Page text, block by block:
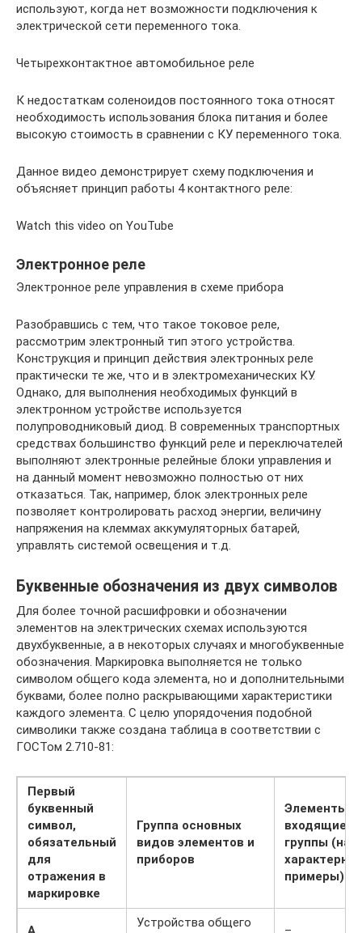
используют, когда нет возможности подключения к
электрической сети переменного тока.
Четырехконтактное автомобильное реле
К недостаткам соленоидов постоянного тока относят
необходимость использования блока питания и более
высокую стоимость в сравнении с КУ переменного тока.
Данное видео демонстрирует схему подключения и
объясняет принцип работы 4 контактного реле:
Watch this video on YouTube
Электронное реле
Электронное реле управления в схеме прибора
Разобравшись с тем, что такое токовое реле,
рассмотрим электронный тип этого устройства.
Конструкция и принцип действия электронных реле
практически те же, что и в электромеханических КУ.
Однако, для выполнения необходимых функций в
электронном устройстве используется
полупроводниковый диод. В современных транспортных
средствах большинство функций реле и переключателей
выполняют электронные релейные блоки управления и
на данный момент невозможно полностью от них
отказаться. Так, например, блок электронных реле
позволяет контролировать расход энергии, величину
напряжения на клеммах аккумуляторных батарей,
управлять системой освещения и т.д.
Буквенные обозначения из двух символов
Для более точной расшифровки и обозначении
элементов на электрических схемах используются
двухбуквенные, а в некоторых случаях и многобуквенные
обозначения. Маркировка выполняется не только
символом общего кода элемента, но и дополнительными
буквами, более полно раскрывающими характеристики
каждого элемента. С целю упорядочения подобной
символики также создана таблица в соответствии с
ГОСТом 2.710-81:
Первый
буквенный
символ,
обязательный
для
отражения в
маркировке
Группа основных
видов элементов и
приборов
Элементы,
входящие в
группы
примеры)
Устройства общего